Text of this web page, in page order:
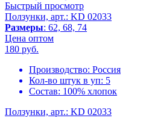
Быстрый просмотр
Ползунки, арт.: KD 02033
Размеры: 62, 68, 74
Цена оптом
180 руб.
Производство: Россия
Кол-во штук в уп: 5
Состав: 100% хлопок
Ползунки, арт.: KD 02033